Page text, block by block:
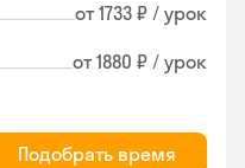
от 1733 ₽ / урок
от 1880 ₽ / урок
Подобрать время